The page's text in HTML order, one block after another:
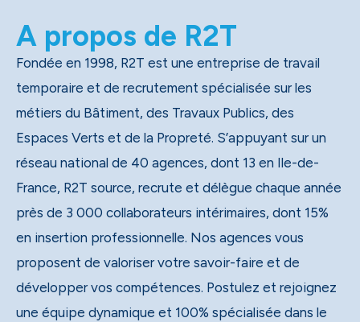
A propos de R2T
Fondée en 1998, R2T est une entreprise de travail
temporaire et de recrutement spécialisée sur les
métiers du Bâtiment, des Travaux Publics, des
Espaces Verts et de la Propreté. S’appuyant sur un
réseau national de 40 agences, dont 13 en Ile-de-
France, R2T source, recrute et délègue chaque année
près de 3 000 collaborateurs intérimaires, dont 15%
en insertion professionnelle. Nos agences vous
proposent de valoriser votre savoir-faire et de
développer vos compétences. Postulez et rejoignez
une équipe dynamique et 100% spécialisée dans le